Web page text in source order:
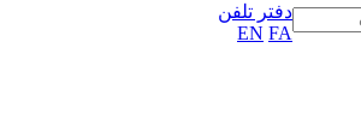
دفتر تلفن
EN FA